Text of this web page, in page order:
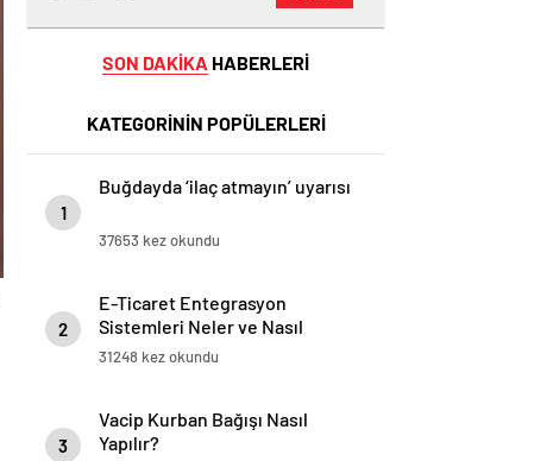
SON DAKİKA HABERLERİ
KATEGORİNİN POPÜLERLERİ
1
Buğdayda ‘ilaç atmayın’ uyarısı
37653 kez okundu
2
E-Ticaret Entegrasyon
Sistemleri Neler ve Nasıl
Yapılır?
31248 kez okundu
3
Vacip Kurban Bağışı Nasıl
Yapılır?